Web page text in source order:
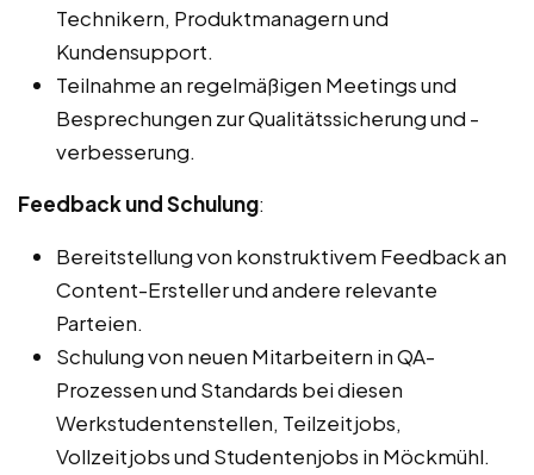
Technikern, Produktmanagern und
Kundensupport.
Teilnahme an regelmäßigen Meetings und
Besprechungen zur Qualitätssicherung und -
verbesserung.
Feedback und Schulung:
Bereitstellung von konstruktivem Feedback an
Content-Ersteller und andere relevante
Parteien.
Schulung von neuen Mitarbeitern in QA-
Prozessen und Standards bei diesen
Werkstudentenstellen, Teilzeitjobs,
Vollzeitjobs und Studentenjobs in Möckmühl.